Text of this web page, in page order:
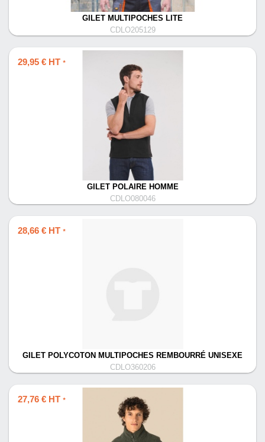
GILET MULTIPOCHES LITE
CDLO205129
29,95 € HT *
GILET POLAIRE HOMME
CDLO080046
28,66 € HT *
GILET POLYCOTON MULTIPOCHES REMBOURRÉ UNISEXE
CDLO360206
27,76 € HT *